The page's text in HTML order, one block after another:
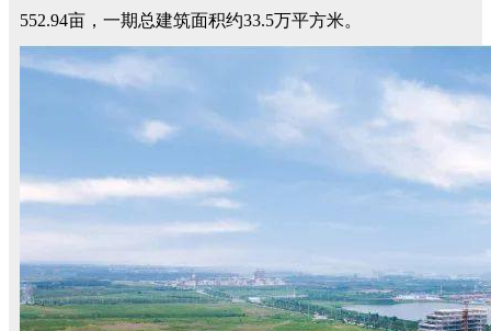
552.94亩，一期总建筑面积约33.5万平方米。